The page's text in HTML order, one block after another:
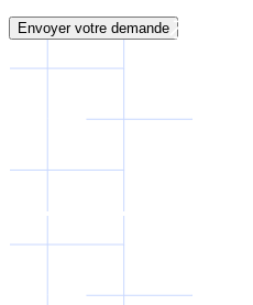
Envoyer votre demande